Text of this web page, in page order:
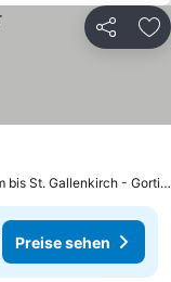
Teilen
Tschagguns, 11.1 km bis St. Gallenkirch - Gortipohl
Preise sehen